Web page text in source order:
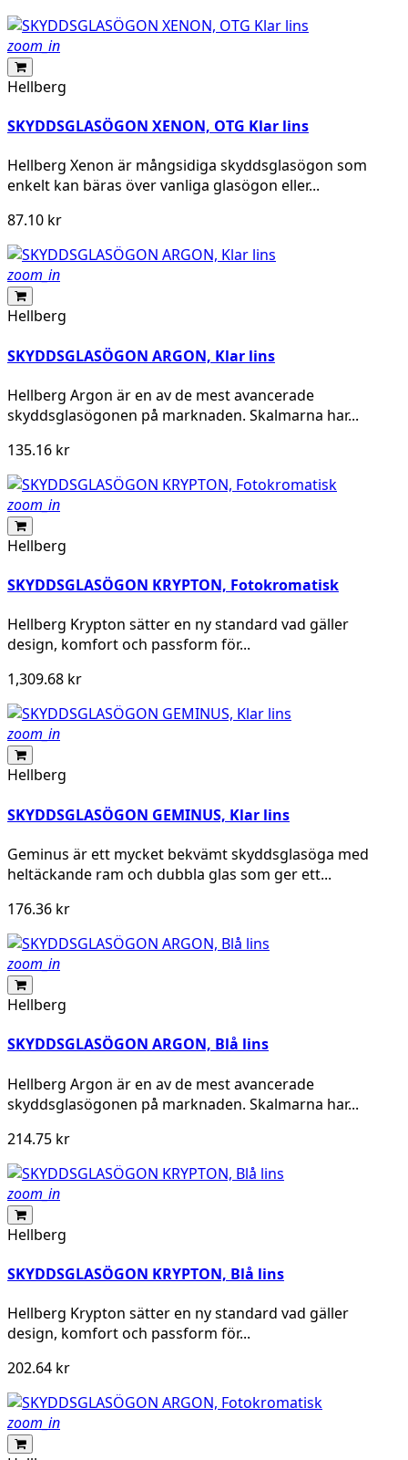
zoom_in
Hellberg
SKYDDSGLASÖGON XENON, OTG Klar lins
Hellberg Xenon är mångsidiga skyddsglasögon som
enkelt kan bäras över vanliga glasögon eller...
87.10 kr
zoom_in
Hellberg
SKYDDSGLASÖGON ARGON, Klar lins
Hellberg Argon är en av de mest avancerade
skyddsglasögonen på marknaden. Skalmarna har...
135.16 kr
zoom_in
Hellberg
SKYDDSGLASÖGON KRYPTON, Fotokromatisk
Hellberg Krypton sätter en ny standard vad gäller
design, komfort och passform för...
1,309.68 kr
zoom_in
Hellberg
SKYDDSGLASÖGON GEMINUS, Klar lins
Geminus är ett mycket bekvämt skyddsglasöga med
heltäckande ram och dubbla glas som ger ett...
176.36 kr
zoom_in
Hellberg
SKYDDSGLASÖGON ARGON, Blå lins
Hellberg Argon är en av de mest avancerade
skyddsglasögonen på marknaden. Skalmarna har...
214.75 kr
zoom_in
Hellberg
SKYDDSGLASÖGON KRYPTON, Blå lins
Hellberg Krypton sätter en ny standard vad gäller
design, komfort och passform för...
202.64 kr
zoom_in